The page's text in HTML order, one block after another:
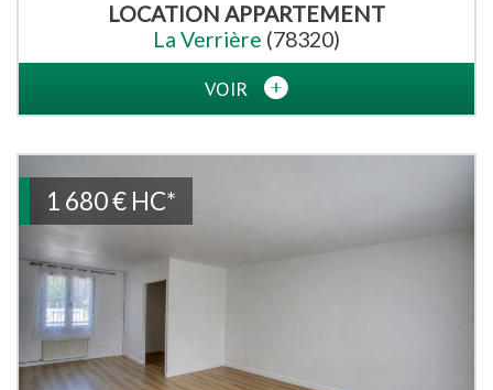
LOCATION APPARTEMENT
La Verrière (78320)
VOIR
1 680 € HC*